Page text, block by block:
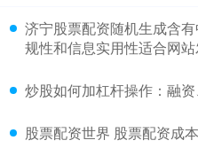
济宁股票配资随机生成含
规性和信息实用性适合网
炒股如何加杠杆操作：融
股票配资世界 股票配资成